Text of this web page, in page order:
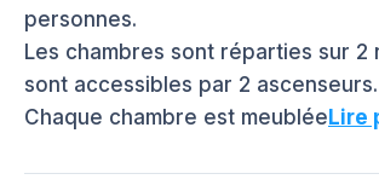
personnes.
Les chambres sont réparties sur 2
sont accessibles par 2 ascenseurs.
Chaque chambre est meubléeLire